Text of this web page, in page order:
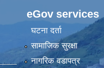
eGov services
घटना दर्ता
सामाजिक सुरक्षा
नागरिक वडापत्र